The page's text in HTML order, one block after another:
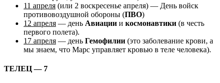
11 апреля (или 2 воскресенье апреля) — День войск
противовоздушной обороны (ПВО)
12 апреля — день Авиации и космонавтики (в честь
первого полета).
17 апреля — день Гемофилии (это заболевание крови, а
мы знаем, что Марс управляет кровью в теле человека).
ТЕЛЕЦ — 7